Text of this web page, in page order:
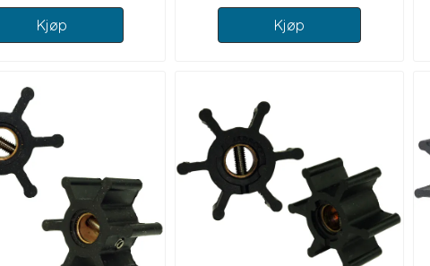
Kjøp Kjøp